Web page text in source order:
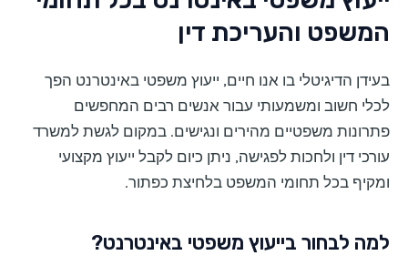
המשפט והעריכת דין
בעידן הדיגיטלי בו אנו חיים, ייעוץ משפטי באינטרנט הפך
לכלי חשוב ומשמעותי עבור אנשים רבים המחפשים
פתרונות משפטיים מהירים ונגישים. במקום לגשת למשרד
עורכי דין ולחכות לפגישה, ניתן כיום לקבל ייעוץ מקצועי
ומקיף בכל תחומי המשפט בלחיצת כפתור.
למה לבחור בייעוץ משפטי באינטרנט?